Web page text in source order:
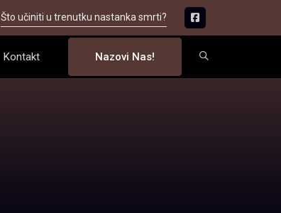
Što učiniti u trenutku nastanka smrti?
Kontakt Nazovi Nas!